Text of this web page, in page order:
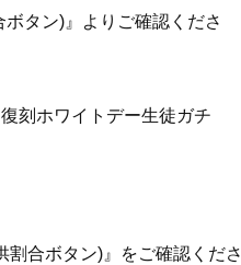
タン)』よりご確認くださ
刻ホワイトデー生徒ガチ
合ボタン)』をご確認くださ